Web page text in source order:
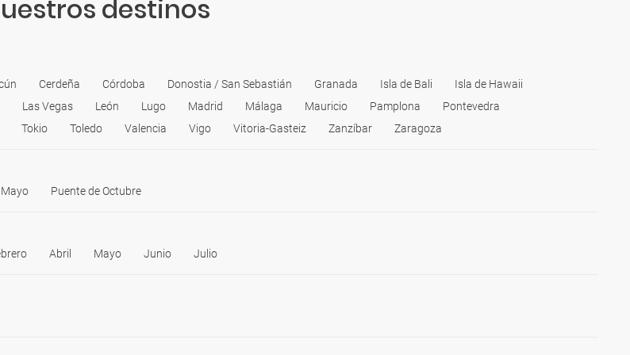
destinos
Cerdeña Córdoba Donostia / San Sebastián Granada Isla de Bali
Isla de Hawaii
Las Vegas León Lugo Madrid Málaga Mauricio Pamplona
Pontevedra
Tokio Toledo Valencia Vigo Vitoria-Gasteiz Zanzíbar Zaragoza
Puente de Octubre
Abril Mayo Junio Julio